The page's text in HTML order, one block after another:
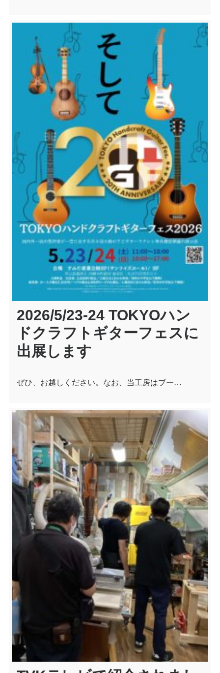
2026/5/23-24 TOKYOハン
ドクラフトギターフェスに
出展します
ぜひ、お越しください。なお、当工房はブー…